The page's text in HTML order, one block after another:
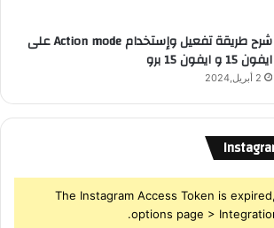
شرح طريقة تفعيل وإستخدام Action mode على
ايفون 15 و ايفون 15 برو
2 أبريل,2024
The Instagram Access Token is
options page >